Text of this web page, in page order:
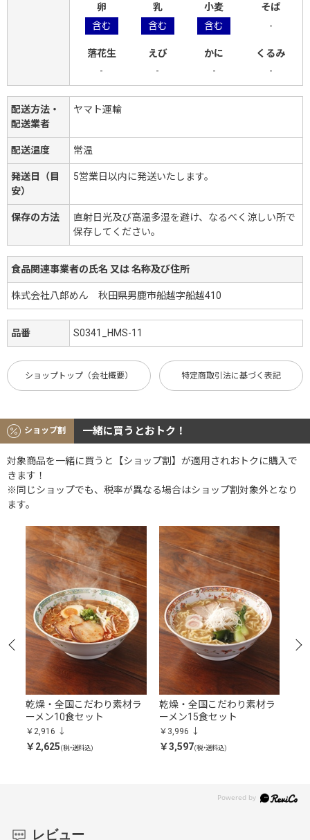
卵
乳 小麦
そば
含む
含む 含む -
落花生 えび かに
くるみ
-
- - -
配送方法・
配送業者
ヤマト運輸
配送温度 常温
発送日（目
安）
5営業日以内に発送いたします。
保存の方法
直射日光及び高温多湿を避け、なるべく涼しい所で
保存してください。
食品関連事業者の氏名 又は 名称及び住所
株式会社八郎めん 秋田県男鹿市船越字船越410
品番 S0341_HMS-11
ショップトップ（会社概要） 特定商取引法に基づく表記
ショップ割 一緒に買うとおトク！
対象商品を一緒に買うと【ショップ割】が適用されおトクに購入で
きます！
※同じショップでも、税率が異なる場合はショップ割対象外となり
ます。
乾燥・全国こだわり素材ラ
ーメン10食セット
￥2,916
￥2,625(税・送料込)
乾燥・全国こだわり素材ラ
ーメン15食セット
￥3,996
￥3,597(税・送料込)
レビュー